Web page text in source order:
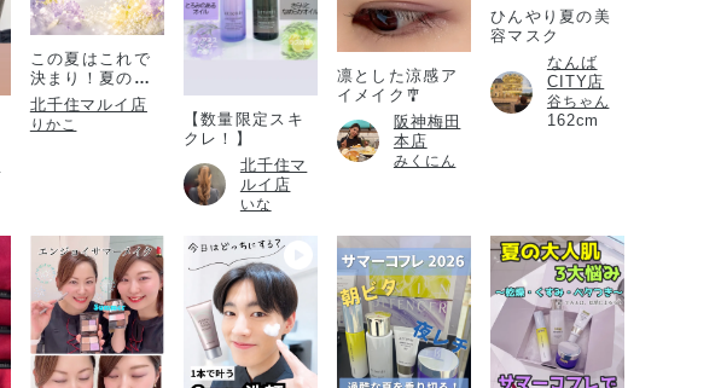
この夏はこれで
決まり！夏のコ
フレ！
北千住マルイ店
りかこ
【数量限定スキ
クレ！】
北千住マ
ルイ店
いな
凛とした涼感ア
イメイク🎐
阪神梅田
本店
みくにん
ひんやり夏の美
容マスク
なんば
CITY店
谷ちゃん
162cm